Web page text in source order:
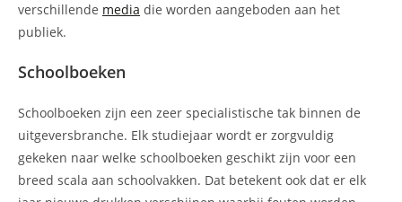
verschillende media die worden aangeboden aan het
publiek.
Schoolboeken
Schoolboeken zijn een zeer specialistische tak binnen de
uitgeversbranche. Elk studiejaar wordt er zorgvuldig
gekeken naar welke schoolboeken geschikt zijn voor een
breed scala aan schoolvakken. Dat betekent ook dat er elk